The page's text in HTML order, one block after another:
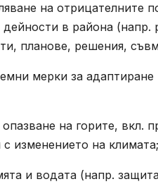
на отрицателните
в района (напр.
планове, решения,
мерки за
на горите, вкл.
изменението на климата;
и водата (напр.